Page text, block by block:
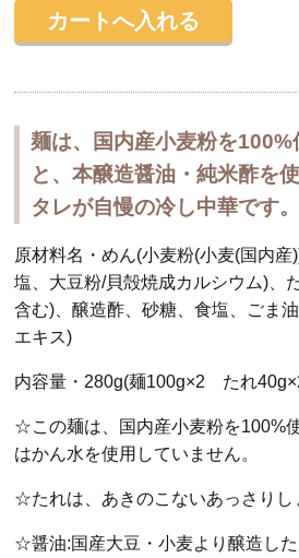
麺は、国内産小麦粉を
と、本醸造醤油・純米酢を
タレが自慢の冷し中華です。
原材料名・めん(小麦粉(小麦(国内産
塩、大豆粉/貝殻焼成カルシウム)、
含む)、醸造酢、砂糖、食塩、ごま
エキス)
内容量・280g(麺100g×2 たれ
☆この麺は、国内産小麦粉を100%
はかん水を使用していません。
☆たれは、あきのこないあっさりし
☆醤油:国産大豆・小麦より醸造し